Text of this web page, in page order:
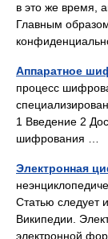
в это же время,
Главным
Аппаратное
процесс
1 Введение 2
шифрования …
Электронная
Статью следует
Википедии.
электронной